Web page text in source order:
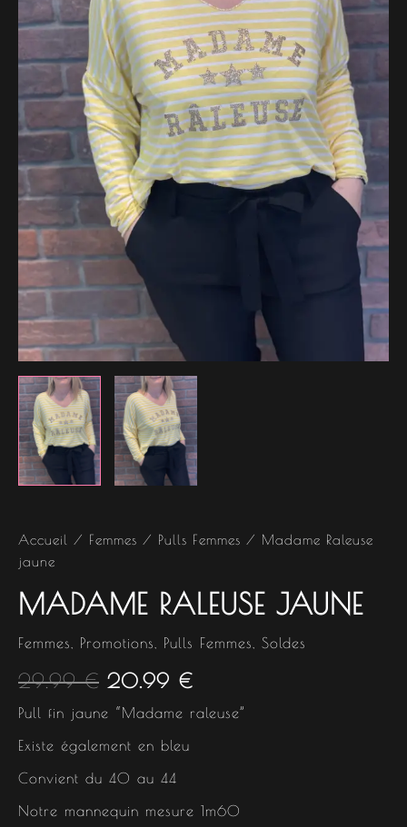
Accueil / Femmes / Pulls Femmes / Madame Raleuse
jaune
MADAME RALEUSE JAUNE
Femmes Promotions Pulls Femmes Soldes
29.99€
29.99 €.
20.99 €
20.99 €.
Pull fin jaune “Madame raleuse”
Existe également en bleu
Convient du 40 au 44
Notre mannequin mesure 1m60